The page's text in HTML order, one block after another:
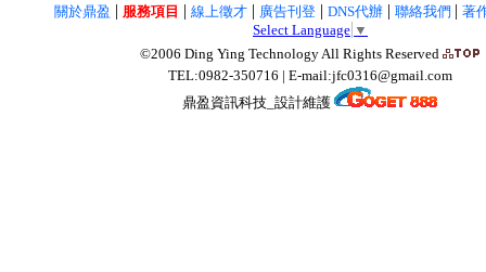
關於鼎盈 | 服務項目 | 線上徵才 | 廣告刊登 | DNS代辦 | 聯絡我們 | 著
Select Language ▼
©2006 Ding Ying Technology All Rights Reserved
TEL:0982-350716 | E-mail:jfc0316@gmail.com
鼎盈資訊科技_設計維護